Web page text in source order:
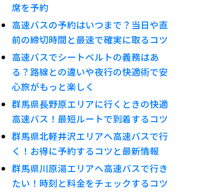
席を予約
高速バスの予約はいつまで？当日や直
前の締切時間と最速で確実に取るコツ
高速バスでシートベルトの義務はあ
る？路線との違いや夜行の快適術で安
心旅がもっと楽しく
群馬県長野原エリアに行くときの快適
高速バス！最短ルートで到着するコツ
群馬県北軽井沢エリアへ高速バスで行
く！お得に予約するコツと最新情報
群馬県川原湯エリアへ高速バスで行き
たい！時刻と料金をチェックするコツ